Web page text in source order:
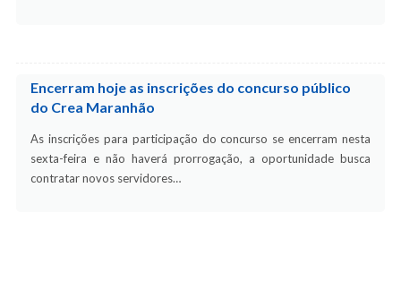
Encerram hoje as inscrições do concurso público
do Crea Maranhão
As inscrições para participação do concurso se encerram nesta
sexta-feira e não haverá prorrogação, a oportunidade busca
contratar novos servidores…